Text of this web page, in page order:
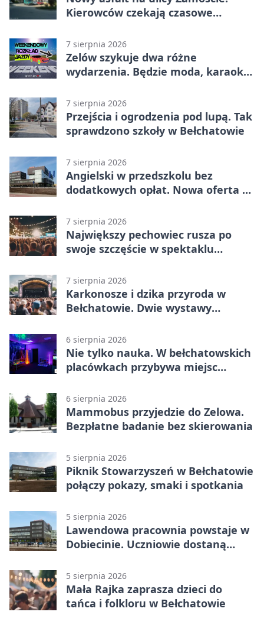
Kierowców czekają czasowe
7 sierpnia 2026
Zelów szykuje dwa różne
wydarzenia. Będzie moda, karaoke
7 sierpnia 2026
Przejścia i ogrodzenia pod lupą. Tak
sprawdzono szkoły w Bełchatowie
7 sierpnia 2026
Angielski w przedszkolu bez
dodatkowych opłat. Nowa oferta w
7 sierpnia 2026
Największy pechowiec rusza po
swoje szczęście w spektaklu
7 sierpnia 2026
Karkonosze i dzika przyroda w
Bełchatowie. Dwie wystawy
6 sierpnia 2026
Nie tylko nauka. W bełchatowskich
placówkach przybywa miejsc
6 sierpnia 2026
Mammobus przyjedzie do Zelowa.
Bezpłatne badanie bez skierowania
5 sierpnia 2026
Piknik Stowarzyszeń w Bełchatowie
połączy pokazy, smaki i spotkania
5 sierpnia 2026
Lawendowa pracownia powstaje w
Dobiecinie. Uczniowie dostaną
5 sierpnia 2026
Mała Rajka zaprasza dzieci do
tańca i folkloru w Bełchatowie